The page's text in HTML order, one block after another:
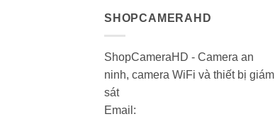
SHOPCAMERAHD
ShopCameraHD - Camera an
ninh, camera WiFi và thiết bị giám
sát
Email: